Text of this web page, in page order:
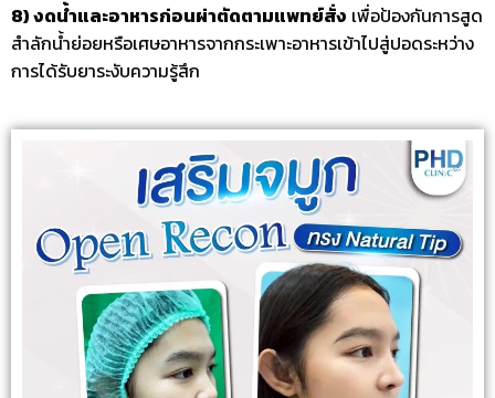
8) งดน้ำและอาหารก่อนผ่าตัดตามแพทย์สั่ง เพื่อป้องกันการสูด
สำลักน้ำย่อยหรือเศษอาหารจากกระเพาะอาหารเข้าไปสู่ปอดระหว่าง
การได้รับยาระงับความรู้สึก